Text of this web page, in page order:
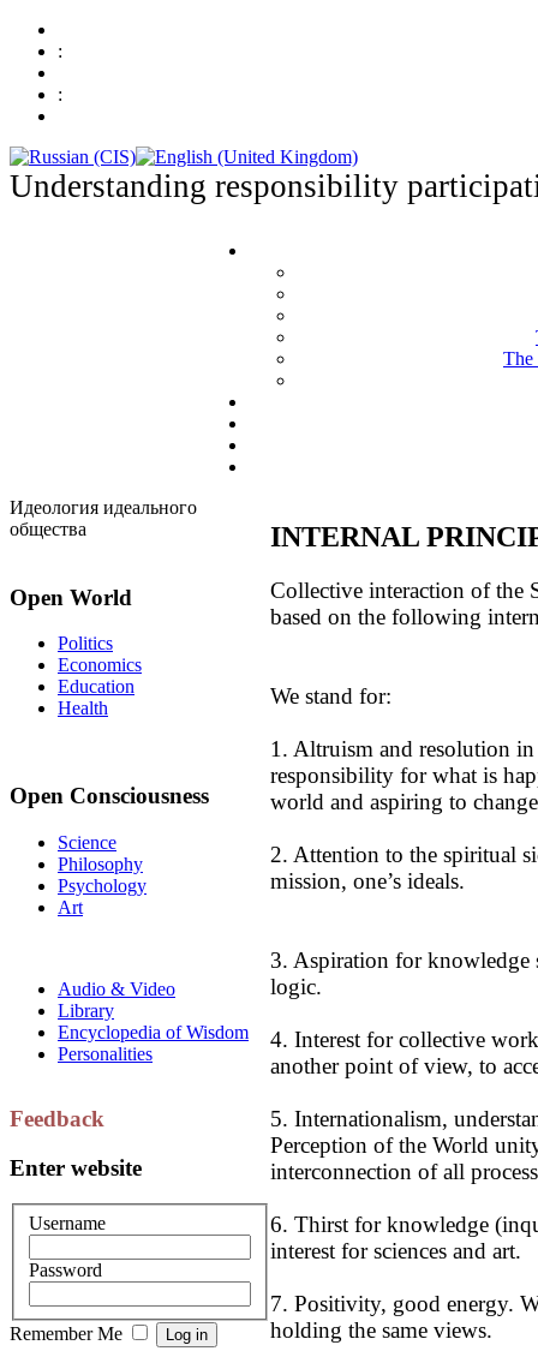
:
:
Understanding responsibility
The
Идеология идеального
общества
Open World
Politics
Economics
Education
Health
Open Consciousness
Science
Philosophy
Psychology
Art
Audio & Video
Library
Encyclopedia of Wisdom
Personalities
Feedback
Enter website
Username
Password
Remember Me
INTERNAL
Collective interaction of the
based on the following
We stand for:
1. Altruism and resolution
responsibility for what is
world and aspiring to
2. Attention to the spiritual
mission, one’s ideals.
3. Aspiration for knowledge
logic.
4. Interest for collective
another point of view, to
5. Internationalism,
Perception of the World
interconnection of all
6. Thirst for knowledge
interest for sciences and art.
7. Positivity, good energy.
holding the same views.